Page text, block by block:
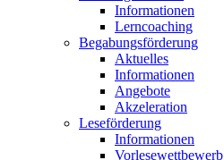
Informationen
Lerncoaching
Begabungsförderung
Aktuelles
Informationen
Angebote
Akzeleration
Leseförderung
Informationen
Vorlesewettbewerb